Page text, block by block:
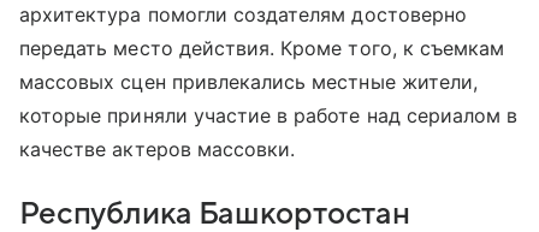
архитектура помогли создателям достоверно
передать место действия. Кроме того, к съемкам
массовых сцен привлекались местные жители,
которые приняли участие в работе над сериалом в
качестве актеров массовки.
Республика Башкортостан